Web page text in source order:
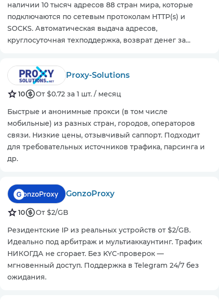
наличии 10 тысяч адресов 88 стран мира, которые
подключаются по сетевым протоколам HTTP(s) и
SOCKS. Автоматическая выдача адресов,
круглосуточная техподдержка, возврат денег за
Proxy-Solutions
10
От $0.72 за 1 шт. / месяц
Быстрые и анонимные прокси (в том числе
мобильные) из разных стран, городов, операторов
связи. Низкие цены, отзывчивый саппорт. Подходит
для требовательных источников трафика, парсинга и
др.
GonzoProxy
10
От $2/GB
Резидентские IP из реальных устройств от $2/GB.
Идеально под арбитраж и мультиаккаунтинг. Трафик
НИКОГДА не сгорает. Без KYC-проверок —
мгновенный доступ. Поддержка в Telegram 24/7 без
ожидания.